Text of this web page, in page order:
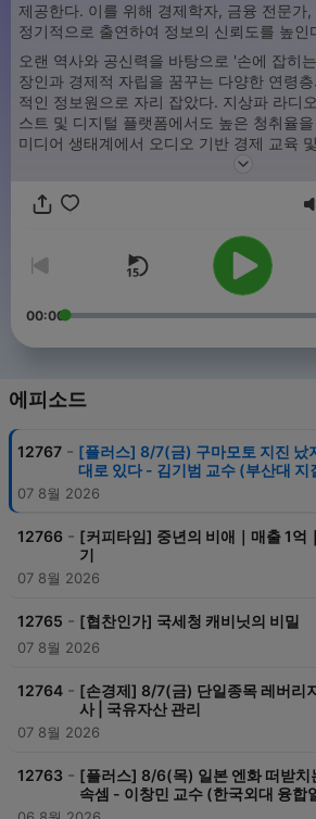
제공한다. 이를 위해 경제학자, 금융 전문가
정기적으로 출연하여 정보의 신뢰도를 높인
오랜 역사와 공신력을 바탕으로 '손에 잡히
장인과 경제적 자립을 꿈꾸는 다양한 연령
적인 정보원으로 자리 잡았다. 지상파 라디
스트 및 디지털 플랫폼에서도 높은 청취율
미디어 생태계에서 오디오 기반 경제 교육
자 역할을 수행하고 있다. 매일 변화하는 시
역할을 지향한다.
00:00
에피소드
12767 - [플러스] 8/7(금) 구마모토 지진 났
대로 있다 - 김기범 교수 (부산대 지
07 8월 2026
12766 - [커피타임] 중년의 비애｜매출 1억
기
07 8월 2026
12765 - [협찬인가] 국세청 캐비닛의 비밀
07 8월 2026
12764 - [손경제] 8/7(금) 단일종목 레버리
사 | 국유자산 관리
07 8월 2026
12763 - [플러스] 8/6(목) 일본 엔화 떠받치
속셈 - 이창민 교수 (한국외대 융합